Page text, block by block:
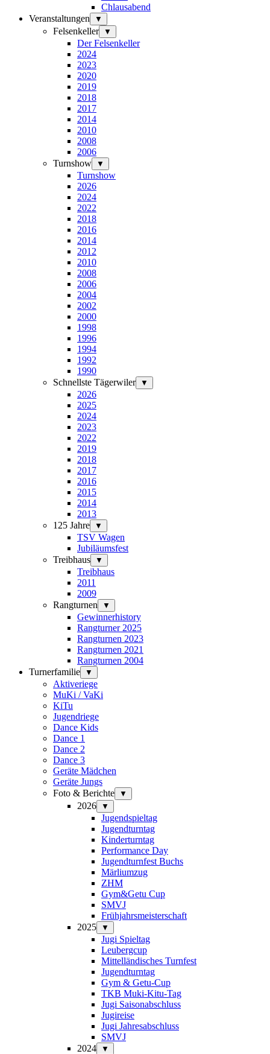
Chlausabend
Veranstaltungen
▼
Felsenkeller ▼
Der Felsenkeller
2024
2023
2020
2019
2018
2017
2014
2010
2008
2006
Turnshow
▼
Turnshow
2026
2024
2022
2018
2016
2014
2012
2010
2008
2006
2004
2002
2000
1998
1996
1994
1992
1990
Schnellste Tägerwiler
▼
2026
2025
2024
2023
2022
2019
2018
2017
2016
2015
2014
2013
125 Jahre
▼
TSV Wagen
Jubiläumsfest
Treibhaus
▼
Treibhaus
2011
2009
Rangturnen
▼
Gewinnerhistory
Rangturner 2025
Rangturnen 2023
Rangturnen 2021
Rangturnen 2004
Turnerfamilie
▼
Aktiveriege
MuKi / VaKi
KiTu
Jugendriege
Dance Kids
Dance 1
Dance 2
Dance 3
Geräte Mädchen
Geräte Jungs
Foto & Berichte
▼
2026 ▼
Jugendspieltag
Jugendturntag
Kinderturntag
Performance Day
Jugendturnfest Buchs
Märliumzug
ZHM
Gym&Getu Cup
SMVJ
Frühjahrsmeisterschaft
2025
▼
Jugi Spieltag
Leubergcup
Mittelländisches Turnfest
Jugendturntag
Gym & Getu-Cup
TKB Muki-Kitu-Tag
Jugi Saisonabschluss
Jugireise
Jugi Jahresabschluss
SMVJ
2024
▼